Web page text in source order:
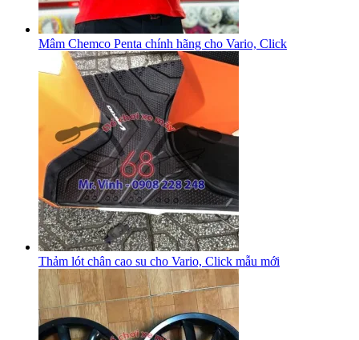
Mâm Chemco Penta chính hãng cho Vario, Click
Thảm lót chân cao su cho Vario, Click mẫu mới